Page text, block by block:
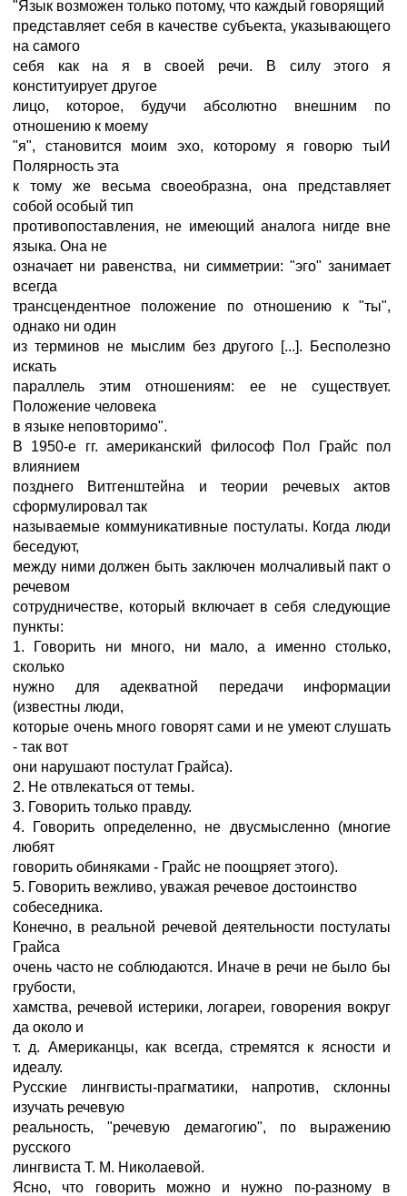
"Язык возможен только потому, что каждый говорящий
представляет себя в качестве субъекта, указывающего
на самого
себя как на я в своей речи. В силу этого я
конституирует другое
лицо, которое, будучи абсолютно внешним по
отношению к моему
"я", становится моим эхо, которому я говорю тыИ
Полярность эта
к тому же весьма своеобразна, она представляет
собой особый тип
противопоставления, не имеющий аналога нигде вне
языка. Она не
означает ни равенства, ни симметрии: "эго" занимает
всегда
трансцендентное положение по отношению к "ты",
однако ни один
из терминов не мыслим без другого [...]. Бесполезно
искать
параллель этим отношениям: ее не существует.
Положение человека
в языке неповторимо".
В 1950-е гг. американский философ Пол Грайс пол
влиянием
позднего Витгенштейна и теории речевых актов
сформулировал так
называемые коммуникативные постулаты. Когда люди
беседуют,
между ними должен быть заключен молчаливый пакт о
речевом
сотрудничестве, который включает в себя следующие
пункты:
1. Говорить ни много, ни мало, а именно столько,
сколько
нужно для адекватной передачи информации
(известны люди,
которые очень много говорят сами и не умеют слушать
- так вот
они нарушают постулат Грайса).
2. Не отвлекаться от темы.
3. Говорить только правду.
4. Говорить определенно, не двусмысленно (многие
любят
говорить обиняками - Грайс не поощряет этого).
5. Говорить вежливо, уважая речевое достоинство
собеседника.
Конечно, в реальной речевой деятельности постулаты
Грайса
очень часто не соблюдаются. Иначе в речи не было бы
грубости,
хамства, речевой истерики, логареи, говорения вокруг
да около и
т. д. Американцы, как всегда, стремятся к ясности и
идеалу.
Русские лингвисты-прагматики, напротив, склонны
изучать речевую
реальность, "речевую демагогию", по выражению
русского
лингвиста Т. М. Николаевой.
Ясно, что говорить можно и нужно по-разному в